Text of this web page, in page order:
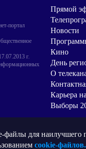
для наилучшего
cookie-файлов.
портал
г.
Прямой
Новости
Кино
День
О
Карьера
Выборы